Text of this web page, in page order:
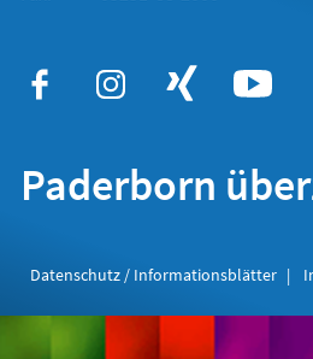
Paderborn
Datenschutz / Informationsblätter